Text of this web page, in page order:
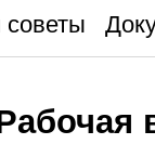
советы